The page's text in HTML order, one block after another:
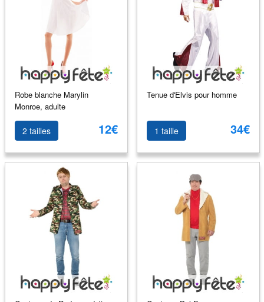
Robe blanche Marylin
Monroe, adulte
2 tailles 12€
Tenue d'Elvis pour homme
1 taille 34€